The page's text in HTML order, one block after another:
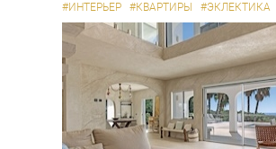
#ИНТЕРЬЕР #КВАРТИРЫ #ЭКЛЕКТИКА